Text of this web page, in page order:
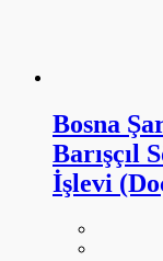
Bosna
Barışçıl
İşlevi